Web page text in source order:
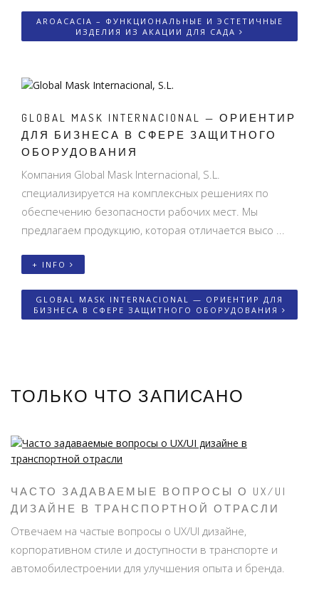
AROACACIA – ФУНКЦИОНАЛЬНЫЕ И ЭСТЕТИЧНЫЕ
ИЗДЕЛИЯ ИЗ АКАЦИИ ДЛЯ САДА
GLOBAL MASK INTERNACIONAL — ОРИЕНТИР
ДЛЯ БИЗНЕСА В СФЕРЕ ЗАЩИТНОГО
ОБОРУДОВАНИЯ
Компания Global Mask Internacional, S.L.
специализируется на комплексных решениях по
обеспечению безопасности рабочих мест. Мы
предлагаем продукцию, которая отличается высо ...
+ INFO
GLOBAL MASK INTERNACIONAL — ОРИЕНТИР ДЛЯ
БИЗНЕСА В СФЕРЕ ЗАЩИТНОГО ОБОРУДОВАНИЯ
ТОЛЬКО ЧТО ЗАПИСАНО
ЧАСТО ЗАДАВАЕМЫЕ ВОПРОСЫ О UX/UI
ДИЗАЙНЕ В ТРАНСПОРТНОЙ ОТРАСЛИ
Отвечаем на частые вопросы о UX/UI дизайне,
корпоративном стиле и доступности в транспорте и
автомобилестроении для улучшения опыта и бренда.